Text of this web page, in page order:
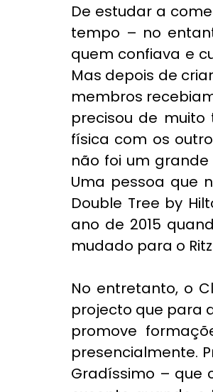
De estudar a
tempo – no
quem confiava e
Mas depois de
membros
precisou de
física com os
não foi um
Uma pessoa que
Double Tree by
ano de 2015
mudado para o
No entretanto, o
projecto que para
promove
presencialmente.
Gradíssimo – que